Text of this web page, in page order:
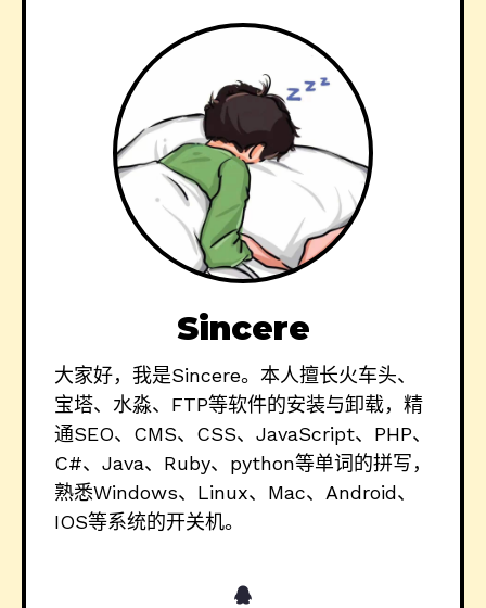
Sincere
大家好，我是Sincere。本人擅长火车头、
宝塔、水淼、FTP等软件的安装与卸载，精
通SEO、CMS、CSS、JavaScript、PHP、
C#、Java、Ruby、python等单词的拼写，
熟悉Windows、Linux、Mac、Android、
IOS等系统的开关机。